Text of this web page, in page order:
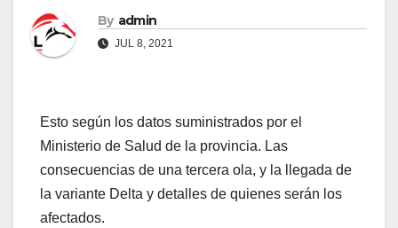
By admin
JUL 8, 2021
Esto según los datos suministrados por el
Ministerio de Salud de la provincia. Las
consecuencias de una tercera ola, y la llegada de
la variante Delta y detalles de quienes serán los
afectados.